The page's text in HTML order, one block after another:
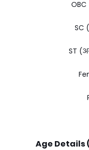
OBC
SC
ST
Age Details